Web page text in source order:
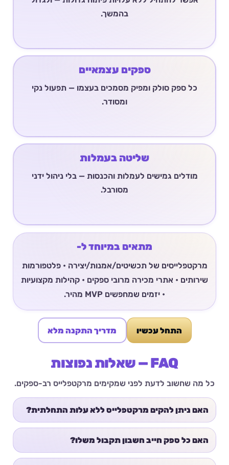
בהמשך.
ספקים עצמאיים
כל ספק סולק ומפיק מסמכים בעצמו — תפעול נקי
ומסודר.
שליטה בעמלות
מודלים גמישים לעמלות והכנסות — בלי ניהול ידני
מסורבל.
מתאים במיוחד ל-
מרקטפלייסים של תכשיטים/אמנות/יצירה • פלטפורמות
שירותים • אתרי מכירה מרובי ספקים • קהילות מקצועיות
• יזמים שמחפשים MVP מהיר.
התחל עכשיו מדריך התקנה מלא
FAQ — שאלות נפוצות
כל מה שחשוב לדעת לפני שמקימים מרקטפלייס רב-ספקים.
האם ניתן להקים מרקטפלייס ללא עלות התחלתית?
האם כל ספק חייב חשבון תקבול משלו?